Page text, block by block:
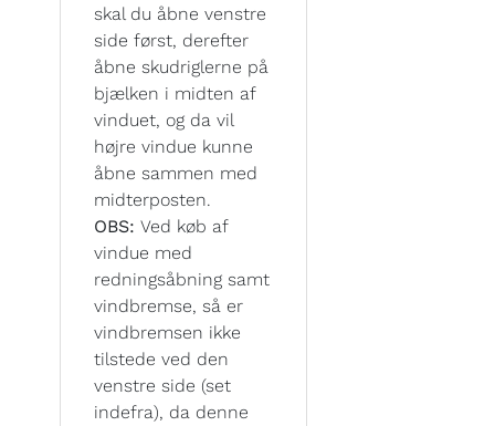
skal du åbne venstre
side først, derefter
åbne skudriglerne på
bjælken i midten af
vinduet, og da vil
højre vindue kunne
åbne sammen med
midterposten.
OBS: Ved køb af
vindue med
redningsåbning samt
vindbremse, så er
vindbremsen ikke
tilstede ved den
venstre side (set
indefra), da denne